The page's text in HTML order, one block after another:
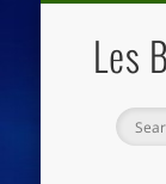
Les